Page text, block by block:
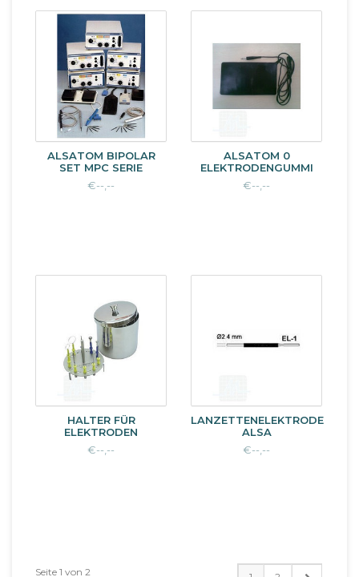
ALSATOM BIPOLAR
SET MPC SERIE
€--,--
ALSATOM 0
ELEKTRODENGUMMI
€--,--
HALTER FÜR
ELEKTRODEN
€--,--
LANZETTENELEKTRODE
ALSA
€--,--
Seite 1 von 2